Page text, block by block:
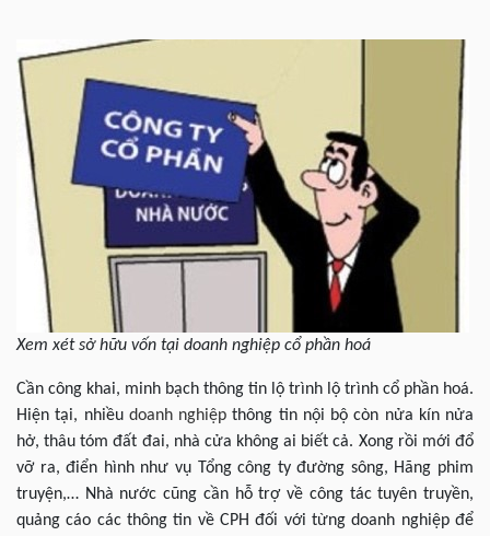
Xem xét sở hữu vốn tại doanh nghiệp cổ phần hoá
Cần công khai, minh bạch thông tin lộ trình lộ trình cổ phần hoá.
Hiện tại, nhiều doanh nghiệpthông tin nội bộ còn nửa kín nửa
hở, thâu tóm đất đai, nhà cửa không ai biết cả. Xong rồi mới đổ
vỡ ra, điển hình như vụ Tổng công ty đường sông, Hãng phim
truyện,… Nhà nước cũng cần hỗ trợ về công tác tuyên truyền,
quảng cáo các thông tin về CPH đối với từng doanh nghiệp để